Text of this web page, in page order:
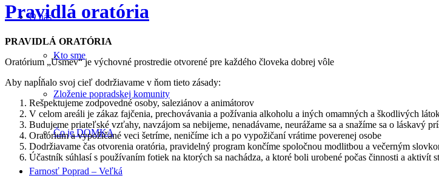
O nás
Kto sme
Zloženie popradskej komunity
Čo je DOMKA
Farnosť Poprad – Veľká
Pravidlá oratória
PRAVIDLÁ ORATÓRIA
Oratórium „Úsmev“ je výchovné prostredie otvorené pre každého človeka dobrej vôle
Aby napĺňalo svoj cieľ dodržiavame v ňom tieto zásady:
Rešpektujeme zodpovedné osoby, saleziánov a animátorov
V celom areáli je zákaz fajčenia, prechovávania a požívania alkoholu a iných omamných a škodlivých
Budujeme priateľské vzťahy, navzájom sa nebijeme, nenadávame, neurážame sa a snažíme sa o láskavý
Oratórium a vypožičané veci šetríme, neničíme ich a po vypožičaní vrátime poverenej osobe
Dodržiavame čas otvorenia oratória, pravidelný program končíme spoločnou modlitbou a večerným
Účastník súhlasí s používaním fotiek na ktorých sa nachádza, a ktoré boli urobené počas činnosti a aktivít